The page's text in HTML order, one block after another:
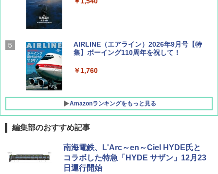
AIRLINE（エアライン）2026年9月号【特
集】ボーイング110周年を祝して！
￥1,760
Amazonランキングをもっと見る
D40 地球の歩き方 チェンマイ タイ北部の魅
力的な町 2026～2027 地球の歩き方D アジア
￥2,079
[キャンパーズコレクション 山善] ポップアッ
プテント 傘みたいに広げて畳める パッとサ
ッとサンシェード キューブ フルクローズ メ
ッシュ 簡単設置 ワンタッチテント キャンプ
GRANDOOR ステンレス保冷剤 2個セット 2
026リニューアル 急速冷凍 空間倍増 衛生的
コンパクト 保冷力長持ち
編集部のおすすめ記事
南海電鉄、L'Arc～en～Ciel HYDE氏と
コラボした特急「HYDE サザン」12月23
日運行開始